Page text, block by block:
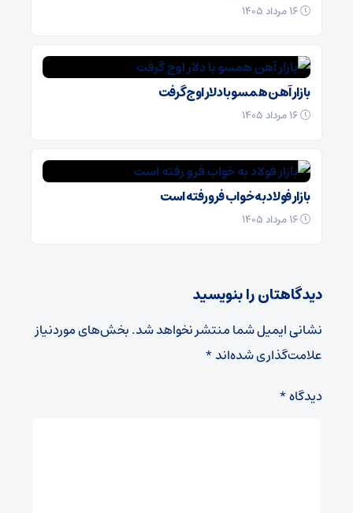
بازار آهن همسو با دلار اوج گرفت
بازار فولاد به خواب فرو رفته است
دیدگاهتان را بنویسید
نشانی ایمیل شما منتشر نخواهد شد.بخش‌های موردنیاز
علامت‌گذاری شده‌اند*
دیدگاه*